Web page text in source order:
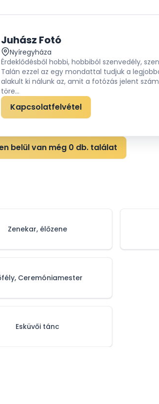
Juhász Fotó
Nyíregyháza
Érdeklődésből hobbi, hobbiból szenvedély,
Talán ezzel az egy mondattal tudjuk a
alakult ki nálunk az, amit a fotózás jelent
töre...
Kapcsolatfelvétel
belül van még 0 db. találat
Zenekar, élőzene
Ceremóniamester
Esküvői tánc